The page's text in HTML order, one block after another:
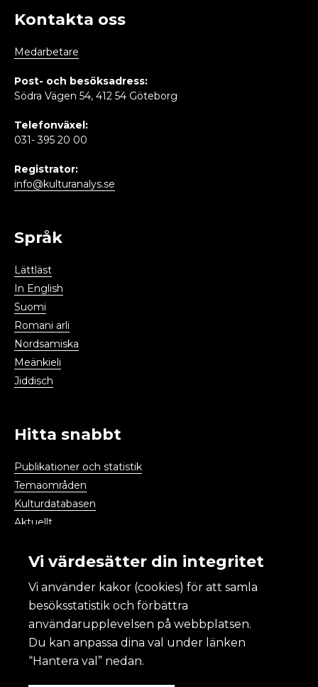
Kontakta oss
Medarbetare
Post- och besöksadress:
Södra Vägen 54, 412 54 Göteborg
Telefonväxel:
031- 395 20 00
Registrator:
info@kulturanalys.se
Språk
Lättläst
In English
Suomi
Romani arli
Nordsamiska
Meänkieli
Jiddisch
Hitta snabbt
Publikationer och statistik
Temaområden
Kulturdatabasen
Aktuellt
Kulturanalys
Om Kulturanalys
Lättläst
Om webbplatsen och kakor
Tillgänglighet
Vi värdesätter din integritet
Vi använder kakor (cookies) för att samla
besöksstatistik och förbättra
användarupplevelsen på webbplatsen.
Du kan anpassa dina val under länken
“Hantera val” nedan.